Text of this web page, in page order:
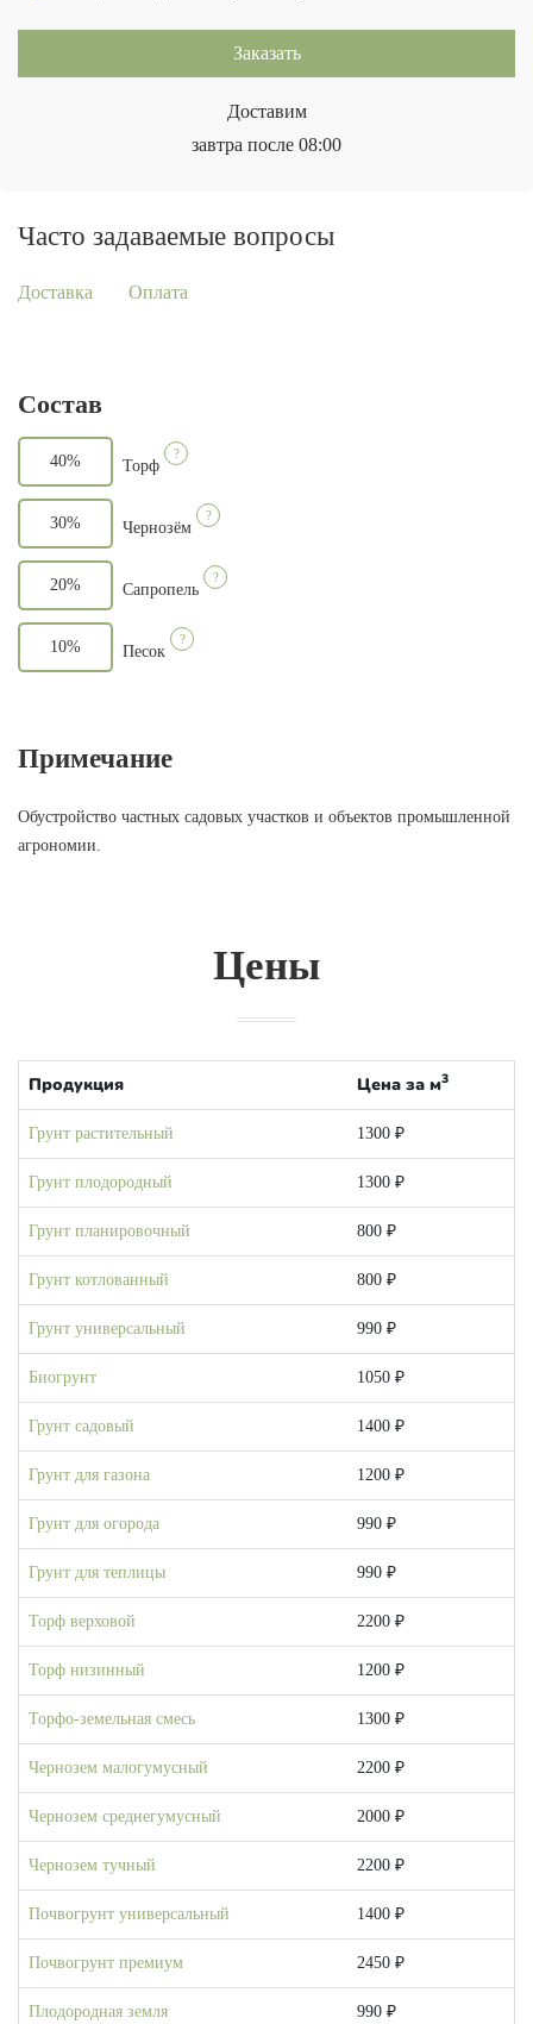
Состав
40% Торф
?
30% Чернозём
?
20% Сапропель
?
10% Песок
?
Примечание
Обустройство частных садовых участков и объектов промышленной
агрономии.
Заказать
Доставим
завтра после 08:00
Часто задаваемые вопросы
Доставка Оплата
Цены
Продукция Цена за м3
Грунт растительный 1300 ₽
Грунт плодородный 1300 ₽
Грунт планировочный 800 ₽
Грунт котлованный 800 ₽
Грунт универсальный 990 ₽
Биогрунт 1050 ₽
Грунт садовый 1400 ₽
Грунт для газона 1200 ₽
Грунт для огорода 990 ₽
Грунт для теплицы 990 ₽
Торф верховой 2200 ₽
Торф низинный 1200 ₽
Торфо-земельная смесь 1300 ₽
Чернозем малогумусный 2200 ₽
Чернозем среднегумусный 2000 ₽
Чернозем тучный 2200 ₽
Почвогрунт универсальный 1400 ₽
Почвогрунт премиум 2450 ₽
Плодородная земля 990 ₽